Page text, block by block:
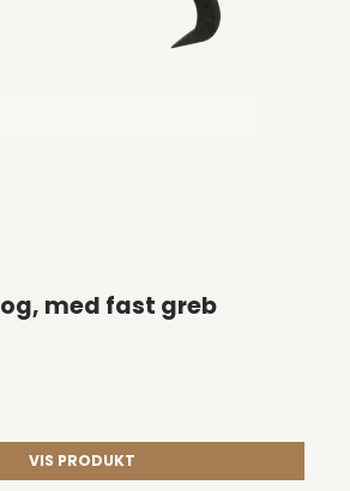
med fast greb
VIS PRODUKT